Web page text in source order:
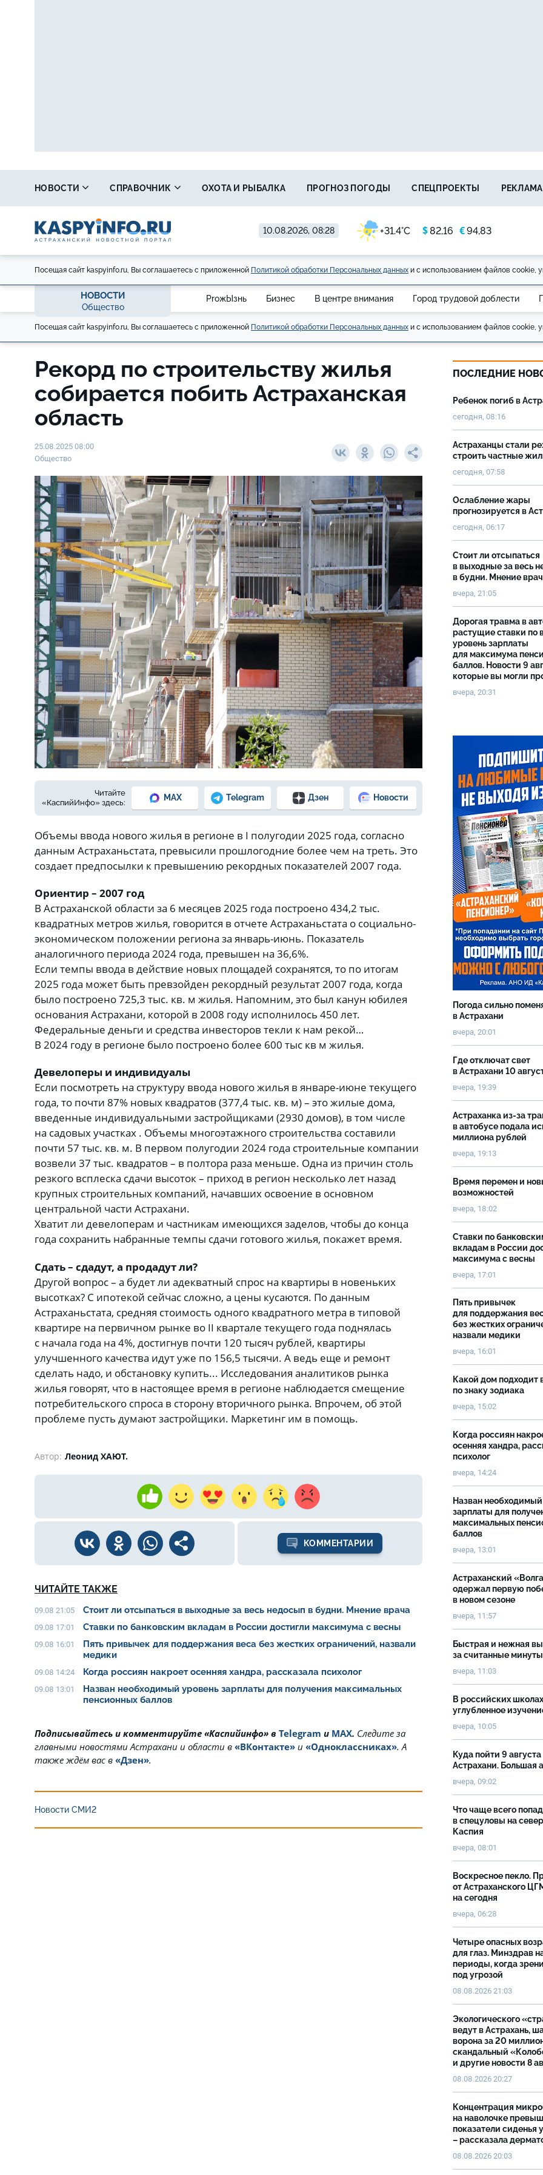
10.08.2026, 08:28 +31.4°C $82,16 €94,83
НОВОСТИ СПРАВОЧНИК ОХОТА И РЫБАЛКА ПРОГНОЗ ПОГОДЫ СПЕЦПРОЕКТЫ
Посещая сайт kaspyinfo.ru, Вы соглашаетесь с приложенной Политикой обработки Персональных данных и с использованием файлов cookie,
НОВОСТИ
Общество
ProжЫзнь Бизнес В центре внимания Город трудовой доблести
Посещая сайт kaspyinfo.ru, Вы соглашаетесь с приложенной Политикой обработки Персональных данных и с использованием файлов cookie,
Рекорд по строительству жилья
собирается побить Астраханская
область
25.08.2025 08:00
Общество
Фото: из архива Е. Зимней
Читайте
«КаспийИнфо» здесь:
MAX Telegram Дзен Новости
Объемы ввода нового жилья в регионе в I полугодии 2025 года, согласно
данным Астраханьстата, превысили прошлогодние более чем на треть. Это
создает предпосылки к превышению рекордных показателей 2007 года.
Ориентир – 2007 год
В Астраханской области за 6 месяцев 2025 года построено 434,2 тыс.
квадратных метров жилья, говорится в отчете Астраханьстата о социально-
экономическом положении региона за январь-июнь. Показатель
аналогичного периода 2024 года, превышен на 36,6%.
Если темпы ввода в действие новых площадей сохранятся, то по итогам
2025 года может быть превзойден рекордный результат 2007 года, когда
было построено 725,3 тыс. кв. м жилья. Напомним, это был канун юбилея
основания Астрахани, которой в 2008 году исполнилось 450 лет.
Федеральные деньги и средства инвесторов текли к нам рекой…
В 2024 году в регионе было построено более 600 тыс кв м жилья.
Девелоперы и индивидуалы
Если посмотреть на структуру ввода нового жилья в январе-июне текущего
года, то почти 87% новых квадратов (377,4 тыс. кв. м) – это жилые дома,
введенные индивидуальными застройщиками (2930 домов), в том числе
на садовых участках . Объемы многоэтажного строительства составили
почти 57 тыс. кв. м. В первом полугодии 2024 года строительные компании
возвели 37 тыс. квадратов – в полтора раза меньше. Одна из причин столь
резкого всплеска сдачи высоток – приход в регион несколько лет назад
крупных строительных компаний, начавших освоение в основном
центральной части Астрахани.
Хватит ли девелоперам и частникам имеющихся заделов, чтобы до конца
года сохранить набранные темпы сдачи готового жилья, покажет время.
Сдать – сдадут, а продадут ли?
Другой вопрос – а будет ли адекватный спрос на квартиры в новеньких
высотках? С ипотекой сейчас сложно, а цены кусаются. По данным
Астраханьстата, средняя стоимость одного квадратного метра в типовой
квартире на первичном рынке во II квартале текущего года поднялась
с начала года на 4%, достигнув почти 120 тысяч рублей, квартиры
улучшенного качества идут уже по 156,5 тысячи. А ведь еще и ремонт
сделать надо, и обстановку купить... Исследования аналитиков рынка
жилья говорят, что в настоящее время в регионе наблюдается смещение
потребительского спроса в сторону вторичного рынка. Впрочем, об этой
проблеме пусть думают застройщики. Маркетинг им в помощь.
Автор: Леонид ХАЮТ.
КОММЕНТАРИИ
ЧИТАЙТЕ ТАКЖЕ
09.08 21:05 Стоит ли отсыпаться в выходные за весь недосып в будни. Мнение врача
09.08 17:01 Ставки по банковским вкладам в России достигли максимума с весны
09.08 16:01
Пять привычек для поддержания веса без жестких ограничений, назвали
медики
09.08 14:24 Когда россиян накроет осенняя хандра, рассказала психолог
09.08 13:01
Назван необходимый уровень зарплаты для получения максимальных
пенсионных баллов
Подписывайтесь и комментируйте «Каспийинфо» в Telegram и MAX. Cледите за
главными новостями Астрахани и области в «ВКонтакте» и «Одноклассниках». А
также ждём вас в «Дзен».
Новости СМИ2
ПОСЛЕДНИЕ
Ребенок погиб в
сегодня, 08:16
Астраханцы стали
строить частные
сегодня, 07:58
Ослабление жары
прогнозируется в
сегодня, 06:17
Стоит ли отсыпаться
в выходные за весь
в будни. Мнение
вчера, 21:05
Дорогая травма в
растущие ставки по
уровень зарплаты
для максимума
баллов. Новости 9
которые вы могли
вчера, 20:31
Погода сильно
в Астрахани
вчера, 20:01
Где отключат свет
в Астрахани 10
вчера, 19:39
Астраханка из-за
в автобусе подала
миллиона рублей
вчера, 19:13
Время перемен и
возможностей
вчера, 18:02
Ставки по
вкладам в России
максимума с весны
вчера, 17:01
Пять привычек
для поддержания
без жестких
назвали медики
вчера, 16:01
Какой дом подходит
по знаку зодиака
вчера, 15:02
Когда россиян
осенняя хандра,
психолог
вчера, 14:24
Назван
зарплаты для
максимальных
баллов
вчера, 13:01
Астраханский
одержал первую
в новом сезоне
вчера, 11:57
Быстрая и нежная
за считанные минуты
вчера, 11:03
В российских
углубленное
вчера, 10:05
Куда пойти 9 августа
Астрахани. Большая
вчера, 09:02
Что чаще всего
в спецуловы на
Каспия
вчера, 08:01
Воскресное пекло.
от Астраханского
на сегодня
вчера, 06:28
Четыре опасных
для глаз. Минздрав
периоды, когда
под угрозой
08.08.2026 21:03
Экологического
ведут в Астрахань,
ворона за 20
скандальный
и другие новости 8
08.08.2026 20:27
Концентрация
на наволочке
показатели сиденья
– рассказала
08.08.2026 20:03